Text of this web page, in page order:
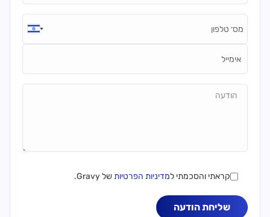
Phone number*
Message
קראתי והסכמתי למדיניות הפרטיות של Gravy.